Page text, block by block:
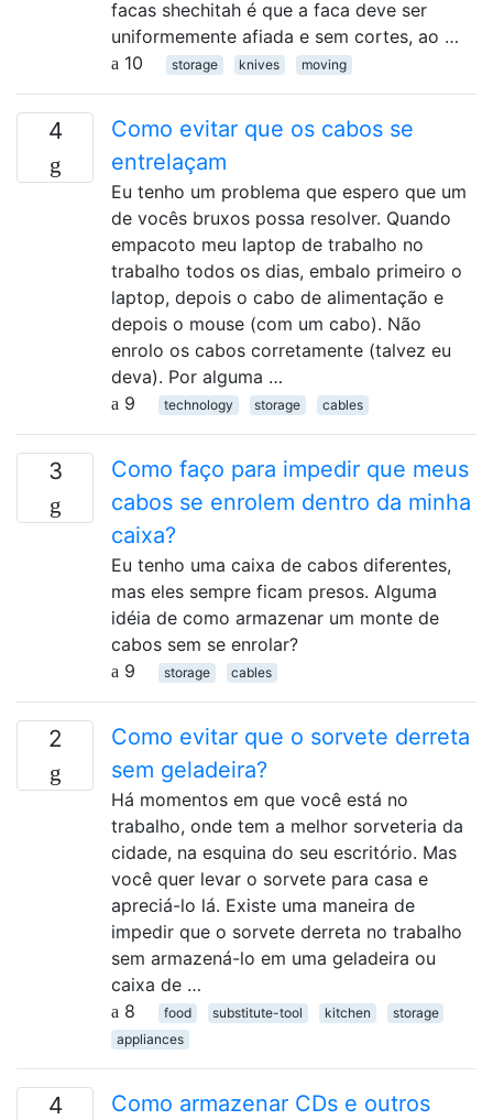
facas shechitah é que a faca deve ser
uniformemente afiada e sem cortes, ao …
10
storage knives moving
4
Como evitar que os cabos se
entrelaçam
Eu tenho um problema que espero que um
de vocês bruxos possa resolver. Quando
empacoto meu laptop de trabalho no
trabalho todos os dias, embalo primeiro o
laptop, depois o cabo de alimentação e
depois o mouse (com um cabo). Não
enrolo os cabos corretamente (talvez eu
deva). Por alguma …
9
technology storage cables
3
Como faço para impedir que meus
cabos se enrolem dentro da minha
caixa?
Eu tenho uma caixa de cabos diferentes,
mas eles sempre ficam presos. Alguma
idéia de como armazenar um monte de
cabos sem se enrolar?
9
storage cables
2
Como evitar que o sorvete derreta
sem geladeira?
Há momentos em que você está no
trabalho, onde tem a melhor sorveteria da
cidade, na esquina do seu escritório. Mas
você quer levar o sorvete para casa e
apreciá-lo lá. Existe uma maneira de
impedir que o sorvete derreta no trabalho
sem armazená-lo em uma geladeira ou
caixa de …
8
food substitute-tool kitchen
storage
appliances
4
Como armazenar CDs e outros